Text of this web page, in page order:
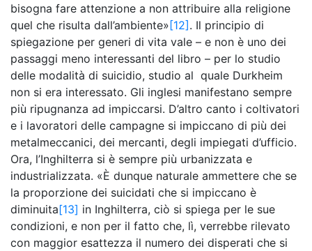
bisogna fare attenzione a non attribuire alla religione
quel che risulta dall’ambiente»[12]. Il principio di
spiegazione per generi di vita vale – e non è uno dei
passaggi meno interessanti del libro – per lo studio
delle modalità di suicidio, studio al quale Durkheim
non si era interessato. Gli inglesi manifestano sempre
più ripugnanza ad impiccarsi. D’altro canto i coltivatori
e i lavoratori delle campagne si impiccano di più dei
metalmeccanici, dei mercanti, degli impiegati d’ufficio.
Ora, l’Inghilterra si è sempre più urbanizzata e
industrializzata. «È dunque naturale ammettere che se
la proporzione dei suicidati che si impiccano è
diminuita[13] in Inghilterra, ciò si spiega per le sue
condizioni, e non per il fatto che, lì, verrebbe rilevato
con maggior esattezza il numero dei disperati che si